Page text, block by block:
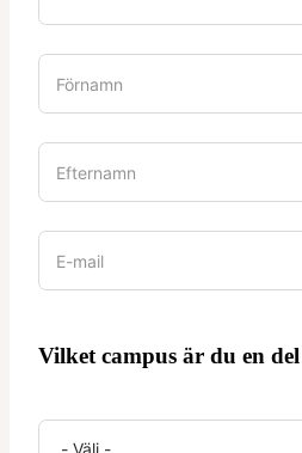
Vilket campus är du en